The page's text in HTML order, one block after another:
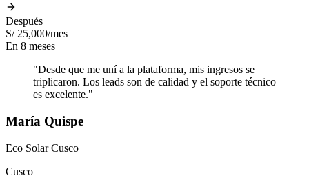
Después
S/ 25,000/mes
En 8 meses
"Desde que me uní a la plataforma, mis ingresos se
triplicaron. Los leads son de calidad y el soporte técnico
es excelente."
María Quispe
Eco Solar Cusco
Cusco